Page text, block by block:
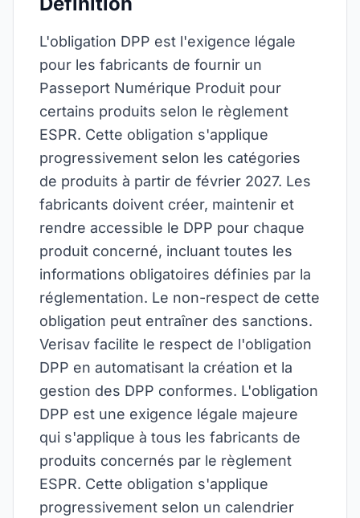
L'obligation DPP est l'exigence légale
pour les fabricants de fournir un
Passeport Numérique Produit pour
certains produits selon le règlement
ESPR. Cette obligation s'applique
progressivement selon les catégories
de produits à partir de février 2027. Les
fabricants doivent créer, maintenir et
rendre accessible le DPP pour chaque
produit concerné, incluant toutes les
informations obligatoires définies par la
réglementation. Le non-respect de cette
obligation peut entraîner des sanctions.
Verisav facilite le respect de l'obligation
DPP en automatisant la création et la
gestion des DPP conformes. L'obligation
DPP est une exigence légale majeure
qui s'applique à tous les fabricants de
produits concernés par le règlement
ESPR. Cette obligation s'applique
progressivement selon un calendrier